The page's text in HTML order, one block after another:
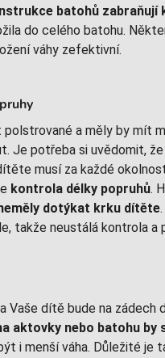
batohů zabraňují
do celého batohu.
váhy zefektivní.
polstrované a měly by mít
Je potřeba si uvědomit,
musí za každé
kontrola délky popruhů.
dotýkat krku dítěte
takže neustálá kontrola a
Vaše dítě bude na
aktovky nebo batohu by
i menší váha. Důležité je